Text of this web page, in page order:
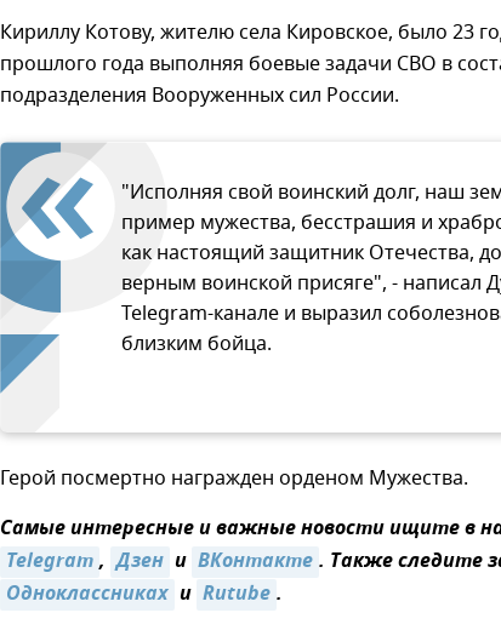
Кириллу Котову, жителю села Кировское, было 23
прошлого года выполняя боевые задачи СВО в
подразделения Вооруженных сил России.
"Исполняя свой воинский долг, наш
пример мужества, бесстрашия и
как настоящий защитник Отечества,
верным воинской присяге", - написал
Telegram-канале и выразил
близким бойца.
Герой посмертно награжден орденом Мужества.
Самые интересные и важные новости ищите в
Telegram, Дзен и ВКонтакте. Также следите
Одноклассниках и Rutube.